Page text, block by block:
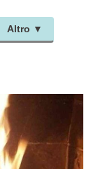
Altro ▼